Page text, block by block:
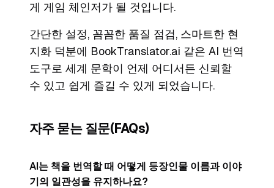
게 게임 체인저가 될 것입니다.
간단한 설정, 꼼꼼한 품질 점검, 스마트한 현
지화 덕분에 BookTranslator.ai 같은 AI 번역
도구로 세계 문학이 언제 어디서든 신뢰할
수 있고 쉽게 즐길 수 있게 되었습니다.
자주 묻는 질문(FAQs)
AI는 책을 번역할 때 어떻게 등장인물 이름과 이야
기의 일관성을 유지하나요?